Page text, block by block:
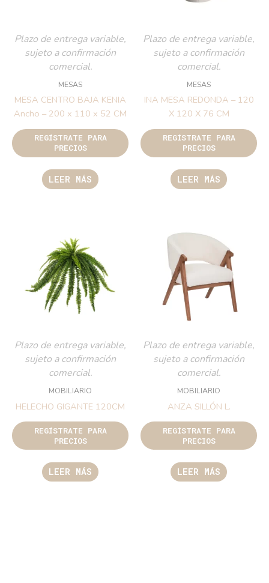
Plazo de entrega variable,
sujeto a confirmación
comercial.
MESAS
MESA CENTRO BAJA KENIA
Ancho – 200 x 110 x 52 CM
REGÍSTRATE PARA
PRECIOS
LEER MÁS
Plazo de entrega variable,
sujeto a confirmación
comercial.
MESAS
INA MESA REDONDA – 120
X 120 X 76 CM
REGÍSTRATE PARA
PRECIOS
LEER MÁS
Plazo de entrega variable,
sujeto a confirmación
comercial.
MOBILIARIO
HELECHO GIGANTE 120CM
REGÍSTRATE PARA
PRECIOS
LEER MÁS
Plazo de entrega variable,
sujeto a confirmación
comercial.
MOBILIARIO
ANZA SILLÓN L.
REGÍSTRATE PARA
PRECIOS
LEER MÁS